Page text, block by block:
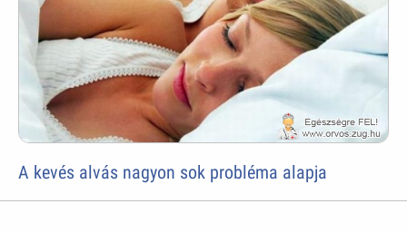
A kevés alvás nagyon sok probléma alapja